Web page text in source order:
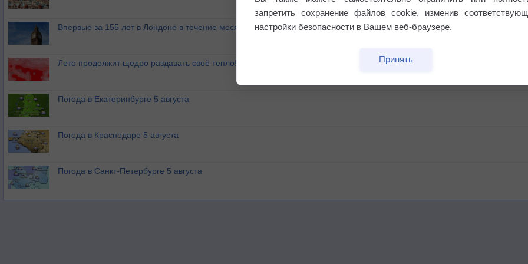
Впервые за 155 лет в Лондоне в течение месяца не выпадал дождь
Лето продолжит щедро раздавать своё тепло!
Погода в Екатеринбурге 5 августа
Погода в Краснодаре 5 августа
Погода в Санкт-Петербурге 5 августа
запретить сохранение файлов cookie, изменив
настройки безопасности в Вашем веб-браузере.
Принять